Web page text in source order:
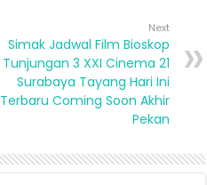
Next
Simak Jadwal Film Bioskop
Tunjungan 3 XXI Cinema 21
Surabaya Tayang Hari Ini
Terbaru Coming Soon Akhir
Pekan